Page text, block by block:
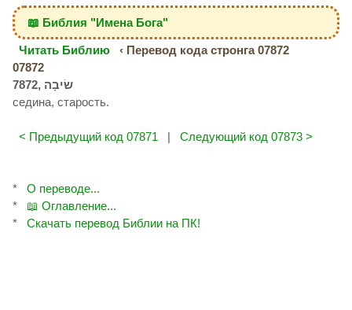
📖 Библия "Имена Бога"
Читать Библию
‹ Перевод кода стронга 07872
07872
седина, старость.
< Предыдущий код 07871 | Следующий код 07873 >
*
О переводе...
*
📖 Оглавление...
*
Скачать перевод Библии на ПК!